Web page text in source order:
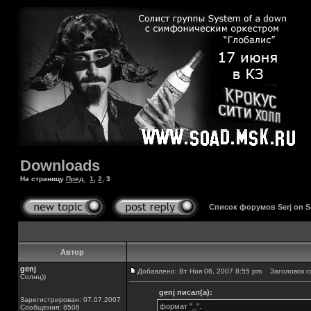
Downloads
На страницу Пред. 1 2 3
Список форумов Serj on
Автор
genj
Солнц))
Зарегистрирован: 07.07.2007
Сообщения: 8506
Добавлено: Вт Ноя 06, 2007 8:55 pm Заголовок
genj писал(а):
формат "_".